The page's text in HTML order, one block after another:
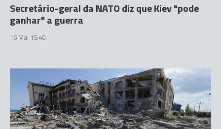
Secretário-geral da NATO diz que Kiev "pode
ganhar" a guerra
15 Mai 15:40